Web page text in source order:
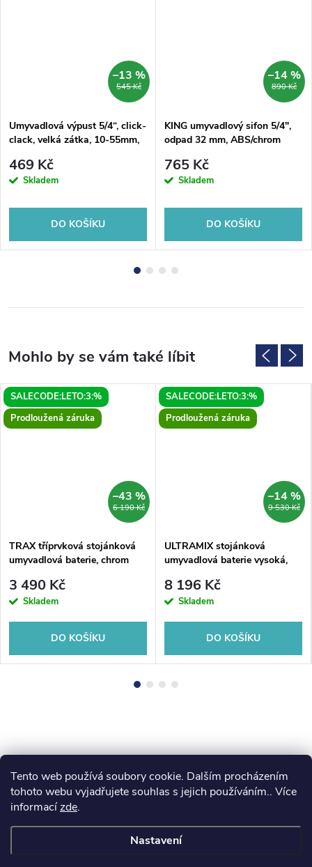
Tento web používá soubory cookie. Dalším procházením
tohoto webu vyjadřujete souhlas s jejich používáním.. Více
informacízde.
Nastavení
545 Kč
–13 %
Umyvadlová výpust 5/4“, click-
clack, velká zátka, 10-55mm,
469 Kč
Skladem
DO KOŠÍKU
890 Kč
–14 %
KING umyvadlový sifon 5/4",
odpad 32 mm, ABS/chrom
765 Kč
Skladem
DO KOŠÍKU
SALECODE:LETO:3:%
Prodloužená záruka
6 190 Kč
–43 %
TRAX tříprvková stojánková
umyvadlová baterie, chrom
3 490 Kč
Skladem
DO KOŠÍKU
SALECODE:LETO:3:%
Prodloužená záruka
9 530 Kč
–14 %
ULTRAMIX stojánková
umyvadlová baterie vysoká,
mat/zlato mat
8 196 Kč
Skladem
DO KOŠÍKU
Z
á
koupelny-sanita.cz kupelne-online.sk